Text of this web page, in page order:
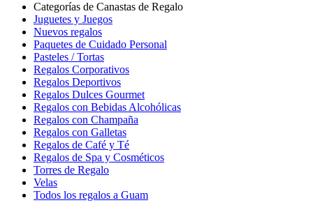
Categorías de Canastas de Regalo
Juguetes y Juegos
Nuevos regalos
Paquetes de Cuidado Personal
Pasteles / Tortas
Regalos Corporativos
Regalos Deportivos
Regalos Dulces Gourmet
Regalos con Bebidas Alcohólicas
Regalos con Champaña
Regalos con Galletas
Regalos de Café y Té
Regalos de Spa y Cosméticos
Torres de Regalo
Velas
Todos los regalos a Guam